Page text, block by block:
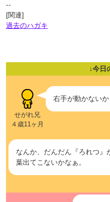
--
[関連]
過去のハガキ
↓今日
せがれ兄
４歳11ヶ月
右手が動かない
なんか、だんだん『ろれつ
葉出てこないかなぁ。